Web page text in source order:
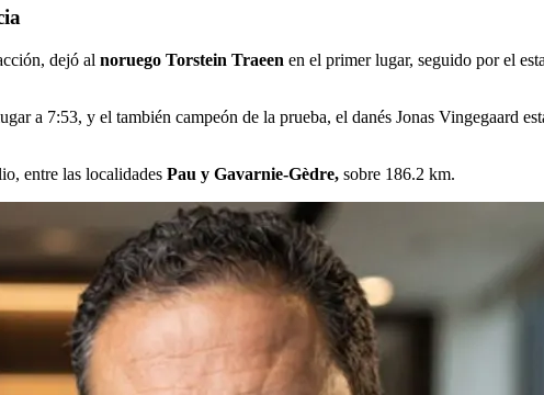
dejó al noruego Torstein Traeen en el primer lugar, seguido por el
a 7:53, y el también campeón de la prueba, el danés Jonas Vingegaard
entre las localidades Pau y Gavarnie-Gèdre, sobre 186.2 km.